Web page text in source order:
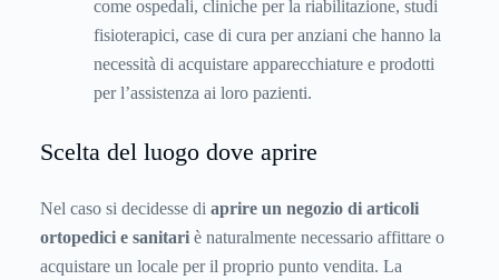
come ospedali, cliniche per la riabilitazione, studi
fisioterapici, case di cura per anziani che hanno la
necessità di acquistare apparecchiature e prodotti
per l’assistenza ai loro pazienti.
Scelta del luogo dove aprire
Nel caso si decidesse di aprire un negozio di articoli
ortopedici e sanitari è naturalmente necessario affittare o
acquistare un locale per il proprio punto vendita. La